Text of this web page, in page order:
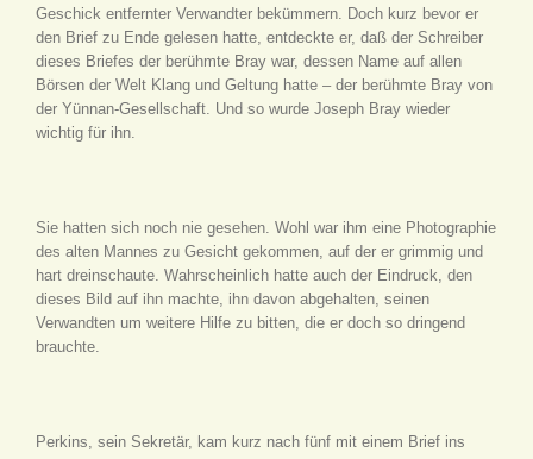
Geschick entfernter Verwandter bekümmern. Doch kurz bevor er
den Brief zu Ende gelesen hatte, entdeckte er, daß der Schreiber
dieses Briefes der berühmte Bray war, dessen Name auf allen
Börsen der Welt Klang und Geltung hatte – der berühmte Bray von
der Yünnan-Gesellschaft. Und so wurde Joseph Bray wieder
wichtig für ihn.
Sie hatten sich noch nie gesehen. Wohl war ihm eine Photographie
des alten Mannes zu Gesicht gekommen, auf der er grimmig und
hart dreinschaute. Wahrscheinlich hatte auch der Eindruck, den
dieses Bild auf ihn machte, ihn davon abgehalten, seinen
Verwandten um weitere Hilfe zu bitten, die er doch so dringend
brauchte.
Perkins, sein Sekretär, kam kurz nach fünf mit einem Brief ins